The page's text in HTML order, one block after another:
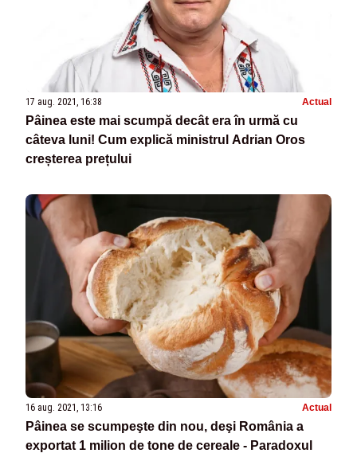
17 aug. 2021, 16:38 Actual
Pâinea este mai scumpă decât era în urmă cu
câteva luni! Cum explică ministrul Adrian Oros
creșterea prețului
16 aug. 2021, 13:16 Actual
Pâinea se scumpeşte din nou, deşi România a
exportat 1 milion de tone de cereale - Paradoxul